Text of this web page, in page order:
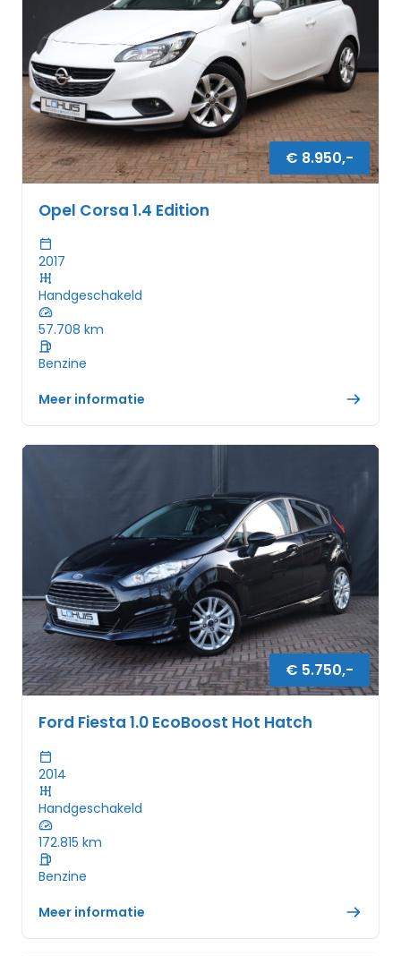
€ 8.950,-
Opel Corsa 1.4 Edition
2017
Handgeschakeld
57.708 km
Benzine
Meer informatie
€ 5.750,-
Ford Fiesta 1.0 EcoBoost Hot Hatch
2014
Handgeschakeld
172.815 km
Benzine
Meer informatie